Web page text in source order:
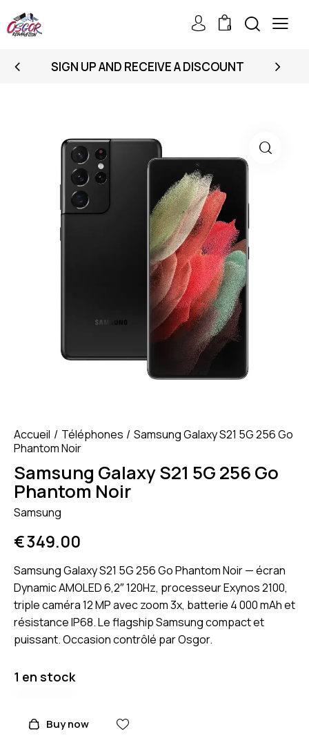
0
SIGN UP AND RECEIVE A DISCOUNT
Accueil Téléphones
Samsung Galaxy S21 5G 256 Go
Phantom Noir
Samsung Galaxy S21 5G 256 Go
Phantom Noir
Samsung
€349.00
Samsung Galaxy S21 5G 256 Go Phantom Noir — écran
Dynamic AMOLED 6,2″ 120Hz, processeur Exynos 2100,
triple caméra 12 MP avec zoom 3x, batterie 4 000 mAh et
résistance IP68. Le flagship Samsung compact et
puissant. Occasion contrôlé par Osgor.
1 en stock
Buy now